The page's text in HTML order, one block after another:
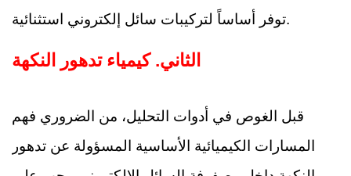
توفر أساساً لتركيبات سائل إلكتروني استثنائية.
الثاني.كيمياء تدهور النكهة
قبل الغوص في أدوات التحليل، من الضروري فهم
المسارات الكيميائية الأساسية المسؤولة عن تدهور